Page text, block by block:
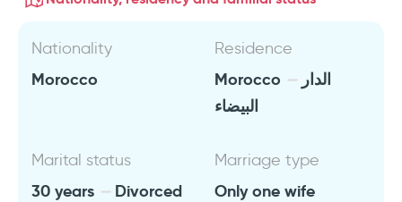
Nationality
Morocco
Residence
Morocco
البيضاء
Marital status
30 years
Divorced
Marriage type
Only one wife